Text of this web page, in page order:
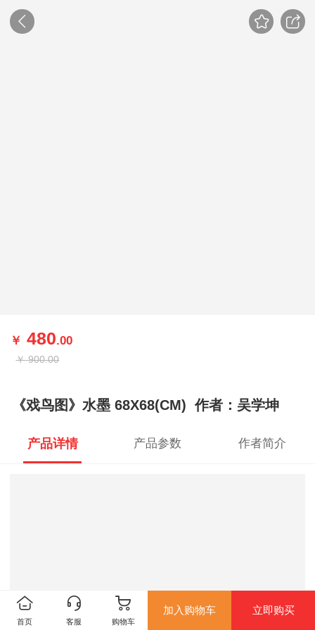
￥ 480.00
￥ 900.00
《戏鸟图》水墨 68X68(CM) 作者：吴学坤
产品详情 产品参数 作者简介
首页 客服 购物车
加入购物车 立即购买